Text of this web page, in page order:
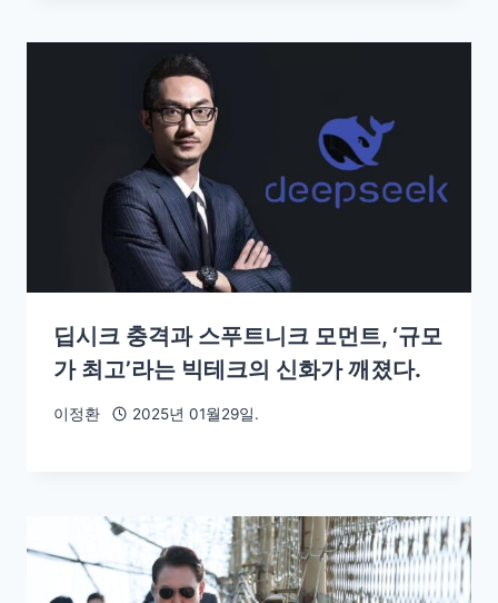
딥시크 충격과 스푸트니크 모먼트, ‘규모
가 최고’라는 빅테크의 신화가 깨졌다.
이정환 2025년 01월29일.